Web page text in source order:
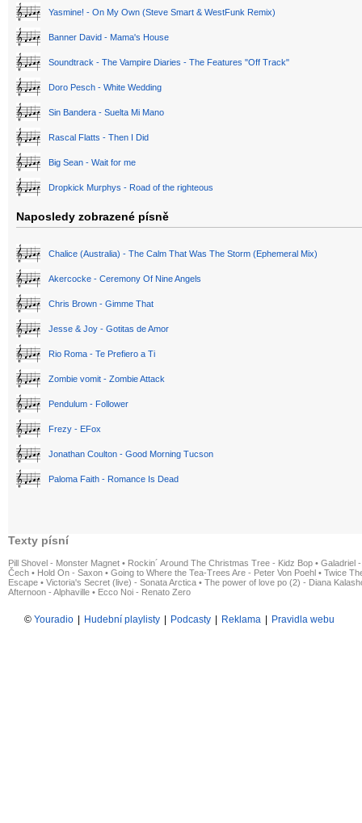
Yasmine! - On My Own (Steve Smart & WestFunk Remix)
Banner David - Mama's House
Soundtrack - The Vampire Diaries - The Features "Off Track"
Doro Pesch - White Wedding
Sin Bandera - Suelta Mi Mano
Rascal Flatts - Then I Did
Big Sean - Wait for me
Dropkick Murphys - Road of the righteous
Naposledy zobrazené písně
Chalice (Australia) - The Calm That Was The Storm (Ephemeral Mix)
Akercocke - Ceremony Of Nine Angels
Chris Brown - Gimme That
Jesse & Joy - Gotitas de Amor
Rio Roma - Te Prefiero a Ti
Zombie vomit - Zombie Attack
Pendulum - Follower
Frezy - EFox
Jonathan Coulton - Good Morning Tucson
Paloma Faith - Romance Is Dead
Texty písní
Pill Shovel - Monster Magnet • Rockin´ Around The Christmas Tree - Kidz Bop • Galadriel
Čech • Hold On - Saxon • Going to Where the Tea-Trees Are - Peter Von Poehl • Twice
Escape • Victoria's Secret (live) - Sonata Arctica • The power of love po (2) - Diana
Afternoon - Alphaville • Ecco Noi - Renato Zero
© Youradio Hudební playlisty Podcasty Reklama Pravidla webu